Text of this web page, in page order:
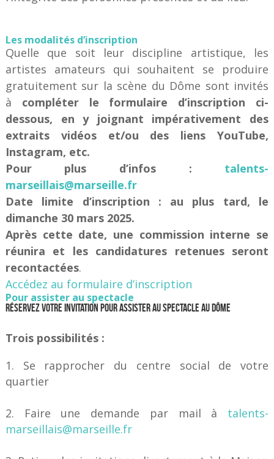
Les modalités d’inscription
Quelle que soit leur discipline artistique, les
artistes amateurs qui souhaitent se produire
gratuitement sur la scène du Dôme sont invités
à compléter le formulaire d’inscription ci-
dessous, en y joignant impérativement des
extraits vidéos et/ou des liens YouTube,
Instagram, etc.
Pour plus d’infos : talents-
marseillais@marseille.fr
Date limite d’inscription :
au plus tard, le
dimanche 30 mars 2025.
Après cette date, une commission interne se
réunira et les candidatures retenues seront
recontactées.
Accédez au formulaire d’inscription
Pour assister au spectacle
Réservez votre invitation pour assister au spectacle au Dôme
Trois possibilités :
Se rapprocher du centre social de votre
quartier
Faire une demande par mail à talents-
marseillais@marseille.fr